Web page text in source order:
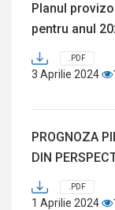
Planul
pentru anul
.PDF
3 Aprilie 2024
PROGNOZA
DIN
.PDF
1 Aprilie 2024